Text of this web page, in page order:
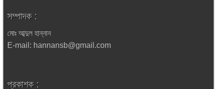
সম্পাদক :
মোঃ আব্দুল হান্নান
E-mail: hannansb@gmail.com
প্রকাশক :